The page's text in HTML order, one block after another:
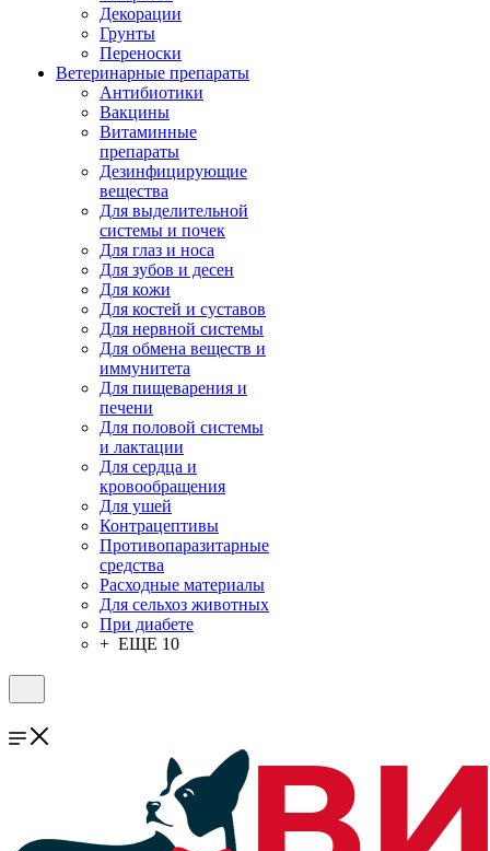
Декорации
Грунты
Переноски
Ветеринарные препараты
Антибиотики
Вакцины
Витаминные
препараты
Дезинфицирующие
вещества
Для выделительной
системы и почек
Для глаз и носа
Для зубов и десен
Для кожи
Для костей и суставов
Для нервной системы
Для обмена веществ и
иммунитета
Для пищеварения и
печени
Для половой системы
и лактации
Для сердца и
кровообращения
Для ушей
Контрацептивы
Противопаразитарные
средства
Расходные материалы
Для сельхоз животных
При диабете
+ ЕЩЕ 10